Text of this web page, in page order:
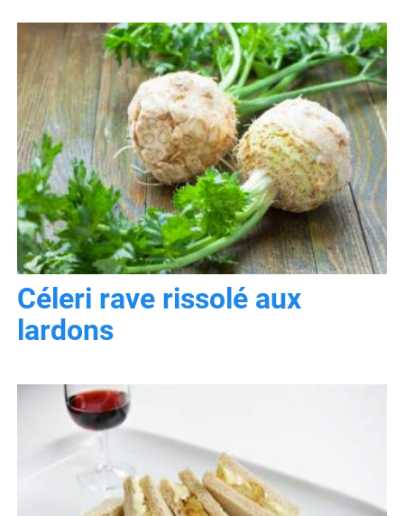
Céleri rave rissolé aux
lardons